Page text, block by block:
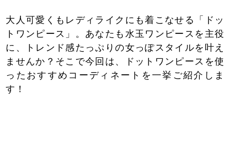
大人可愛くもレディライクにも着こなせる「ドッ
トワンピース」。あなたも水玉ワンピースを主役
に、トレンド感たっぷりの女っぽスタイルを叶え
ませんか？そこで今回は、ドットワンピースを使
ったおすすめコーディネートを一挙ご紹介しま
す！